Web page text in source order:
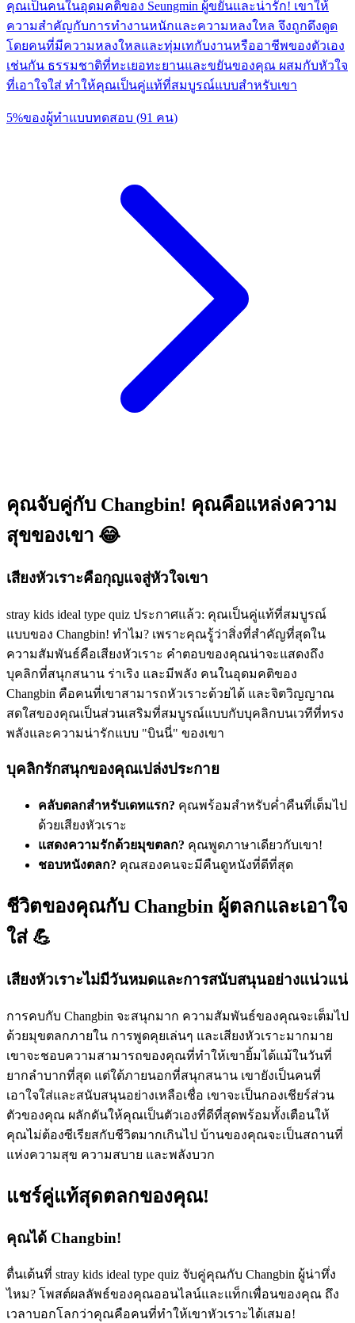
คุณเป็นคนในอุดมคติของ Seungmin ผู้ขยันและน่ารัก! เขาให้
ความสำคัญกับการทำงานหนักและความหลงใหล จึงถูกดึงดูด
โดยคนที่มีความหลงใหลและทุ่มเทกับงานหรืออาชีพของตัวเอง
เช่นกัน ธรรมชาติที่ทะเยอทะยานและขยันของคุณ ผสมกับหัวใจ
ที่เอาใจใส่ ทำให้คุณเป็นคู่แท้ที่สมบูรณ์แบบสำหรับเขา
5%ของผู้ทำแบบทดสอบ (91 คน)
คุณจับคู่กับ Changbin! คุณคือแหล่งความ
สุขของเขา 😂
เสียงหัวเราะคือกุญแจสู่หัวใจเขา
stray kids ideal type quiz ประกาศแล้ว: คุณเป็นคู่แท้ที่สมบูรณ์
แบบของ Changbin! ทำไม? เพราะคุณรู้ว่าสิ่งที่สำคัญที่สุดใน
ความสัมพันธ์คือเสียงหัวเราะ คำตอบของคุณน่าจะแสดงถึง
บุคลิกที่สนุกสนาน ร่าเริง และมีพลัง คนในอุดมคติของ
Changbin คือคนที่เขาสามารถหัวเราะด้วยได้ และจิตวิญญาณ
สดใสของคุณเป็นส่วนเสริมที่สมบูรณ์แบบกับบุคลิกบนเวทีที่ทรง
พลังและความน่ารักแบบ "บินนี่" ของเขา
บุคลิกรักสนุกของคุณเปล่งประกาย
คลับตลกสำหรับเดทแรก? คุณพร้อมสำหรับค่ำคืนที่เต็มไป
ด้วยเสียงหัวเราะ
แสดงความรักด้วยมุขตลก? คุณพูดภาษาเดียวกับเขา!
ชอบหนังตลก? คุณสองคนจะมีคืนดูหนังที่ดีที่สุด
ชีวิตของคุณกับ Changbin ผู้ตลกและเอาใจ
ใส่ 💪
เสียงหัวเราะไม่มีวันหมดและการสนับสนุนอย่างแน่วแน่
การคบกับ Changbin จะสนุกมาก ความสัมพันธ์ของคุณจะเต็มไป
ด้วยมุขตลกภายใน การพูดคุยเล่นๆ และเสียงหัวเราะมากมาย
เขาจะชอบความสามารถของคุณที่ทำให้เขายิ้มได้แม้ในวันที่
ยากลำบากที่สุด แต่ใต้ภายนอกที่สนุกสนาน เขายังเป็นคนที่
เอาใจใส่และสนับสนุนอย่างเหลือเชื่อ เขาจะเป็นกองเชียร์ส่วน
ตัวของคุณ ผลักดันให้คุณเป็นตัวเองที่ดีที่สุดพร้อมทั้งเตือนให้
คุณไม่ต้องซีเรียสกับชีวิตมากเกินไป บ้านของคุณจะเป็นสถานที่
แห่งความสุข ความสบาย และพลังบวก
แชร์คู่แท้สุดตลกของคุณ!
คุณได้ Changbin!
ตื่นเต้นที่ stray kids ideal type quiz จับคู่คุณกับ Changbin ผู้น่าทึ่ง
ไหม? โพสต์ผลลัพธ์ของคุณออนไลน์และแท็กเพื่อนของคุณ ถึง
เวลาบอกโลกว่าคุณคือคนที่ทำให้เขาหัวเราะได้เสมอ!